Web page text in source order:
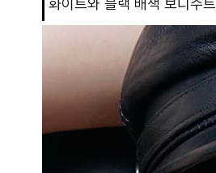
화이트와 블랙 배색 보디수트